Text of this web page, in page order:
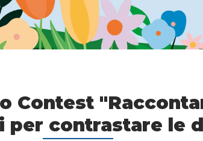
Contest
contrastare le